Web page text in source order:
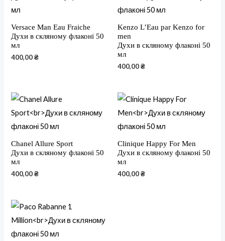
Versace Man Eau Fraiche
Духи в скляному флаконі 50
мл
400,00₴
Kenzo L’Eau par Kenzo for
men
Духи в скляному флаконі 50
мл
400,00₴
Chanel Allure Sport
Духи в скляному флаконі 50
мл
400,00₴
Clinique Happy For Men
Духи в скляному флаконі 50
мл
400,00₴